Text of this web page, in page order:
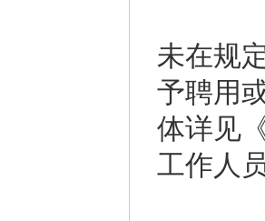
未在规
予聘用
体详见
工作人